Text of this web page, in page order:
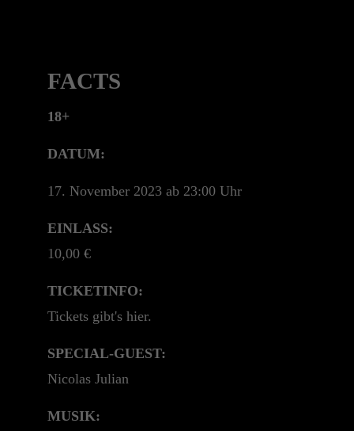
Have any questions?
info@yourdomain.com
About us
adipiscing elit.
Aenean commodo ligula eget dolor. Aenean
massa. Cum sociis natoque penatibus et magnis
dis parturient montes, nascetur ridiculus mus.
FACTS
18+
DATUM:
17. November 2023 ab 23:00 Uhr
EINLASS:
10,00 €
TICKETINFO:
Tickets gibt's hier.
SPECIAL-GUEST:
Nicolas Julian
MUSIK: